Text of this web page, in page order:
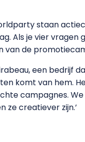
staan
Als je vier vragen
van de
een bedrijf
komt van hem.
campagnes.
ze creatiever zijn.’